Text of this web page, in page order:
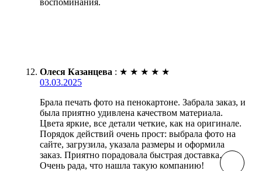
Олеся Казанцева : ★ ★ ★ ★ ★
03.03.2025
Брала печать фото на пенокартоне. Забрала заказ, и
была приятно удивлена качеством материала.
Цвета яркие, все детали четкие, как на оригинале.
Порядок действий очень прост: выбрала фото на
сайте, загрузила, указала размеры и оформила
заказ. Приятно порадовала быстрая доставка.
Очень рада, что нашла такую компанию!